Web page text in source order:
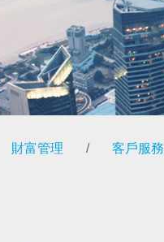
財富管理 / 客戶服務